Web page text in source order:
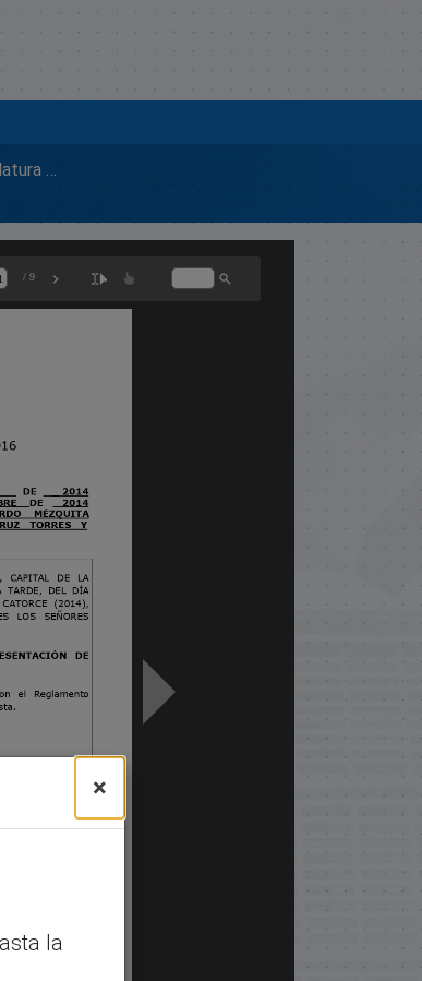
2014 Segunda Legislatura Ordinaria
×
la